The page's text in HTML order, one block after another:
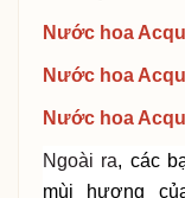
Nước hoa
Nước hoa
Nước hoa
Ngoài ra, các
mùi hương